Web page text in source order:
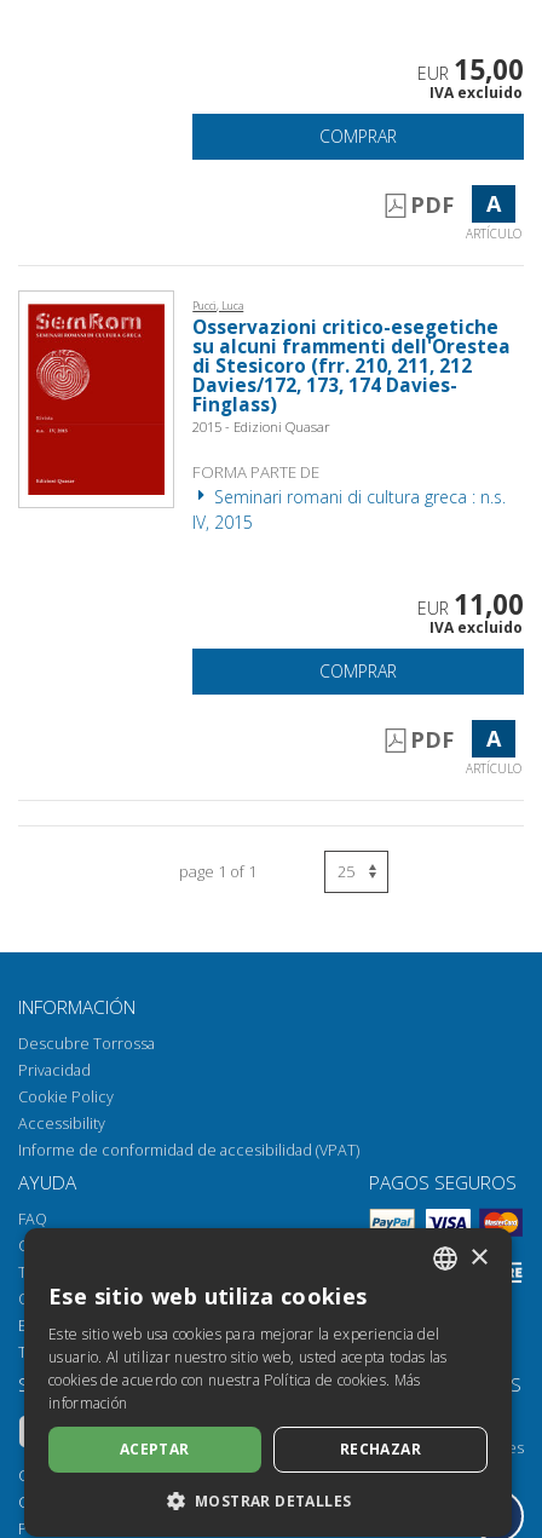
EUR 15,00
IVA excluido
COMPRAR
PDF A
ARTÍCULO
Pucci, Luca
Osservazioni critico-esegetiche
su alcuni frammenti dell'Orestea
di Stesicoro (frr. 210, 211, 212
Davies/172, 173, 174 Davies-
Finglass)
2015 - Edizioni Quasar
FORMA PARTE DE
Seminari romani di cultura greca : n.s.
IV, 2015
EUR 11,00
IVA excluido
COMPRAR
PDF A
ARTÍCULO
page 1 of 1
INFORMACIÓN
Descubre Torrossa
Privacidad
Cookie Policy
Accessibility
Informe de conformidad de accesibilidad (VPAT)
AYUDA
FAQ
Cómo abrir los archivos
Torrossa Reader
Opciones de acceso
Email: helpdesk@torrossa.com
Tel:
+39 055 5018800
PAGOS SEGUROS
SÍGUENOS
Copyright 2000-2026
Casalini Libri
P.IVA IT03106600483
NUESTROS RECURSOS
Torrossa para Instituciones
Torrossa Open
Library Services
ENGLISH
GERMAN
×
Ese sitio web utiliza cookies
Este sitio web usa cookies para mejorar la experiencia del
usuario. Al utilizar nuestro sitio web, usted acepta todas las
cookies de acuerdo con nuestra Política de cookies. Más
información
ACEPTAR RECHAZAR
MOSTRAR DETALLES